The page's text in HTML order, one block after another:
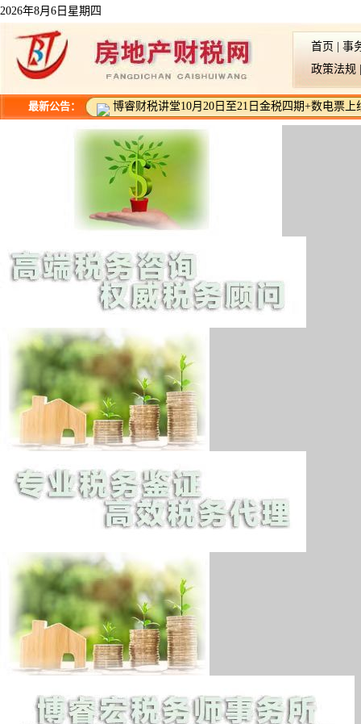
2026年8月6日星期四
首页
事
政策法规
最新公告： 博睿财税讲堂10月20日至21日金税四期+数电票